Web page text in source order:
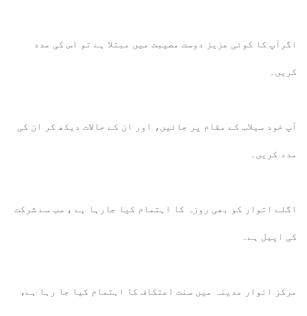
اگرآپ کا کوئی عزیز دوست مصیبت میں مبتلا ہے تو اس کی مدد
کریں۔
آپ خود سیلاب کے مقام پر جائیں، اور ان کے حالات دیکھ کر ان کی
مدد کریں۔
اگلے اتوار کو بھی روزہ کا اہتمام کیا جارہا ہے ، سب سے شرکت
کی اپیل ہے۔
مرکز انوار مدینہ میں سنت اعتکاف کا اہتمام کیا جا رہا ہے،